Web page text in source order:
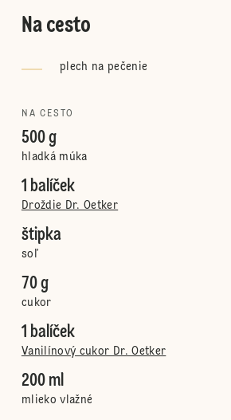
Na cesto
plech na pečenie
NA CESTO
500 g
hladká múka
1 balíček
Droždie Dr. Oetker
štipka
soľ
70 g
cukor
1 balíček
Vanilínový cukor Dr. Oetker
200 ml
mlieko vlažné